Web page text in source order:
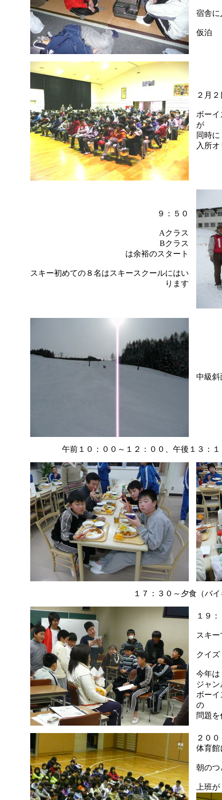
宿舎に
仮泊
２月
ボー
が
同時に
入所
９：５０
Aクラス
Bクラス
は余裕のスタート
スキー初めての８名はスキースクールにはい
ります
中級斜
午前１０：００～１２：００、午後１３：
１７：３０～夕食（バ
１９
スキ
クイ
今年
ジャン
ボー
の
問題
２０
体育館
朝のつ
上班